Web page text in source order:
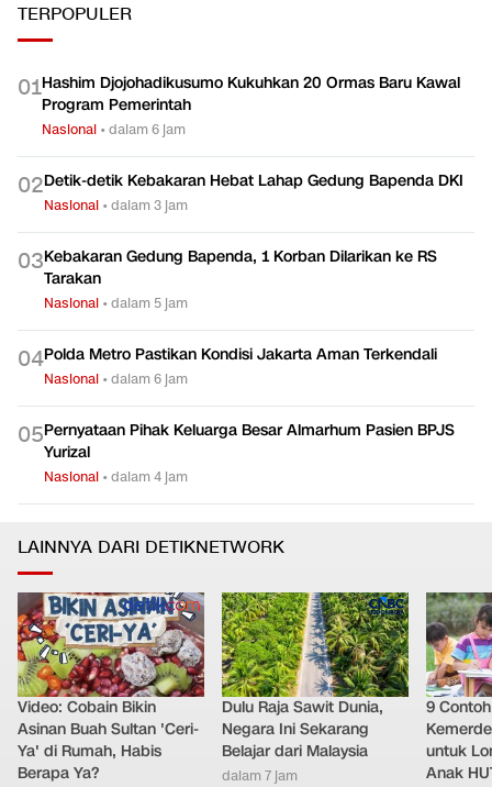
TERPOPULER
01Hashim Djojohadikusumo Kukuhkan 20 Ormas Baru Kawal
Program Pemerintah
Nasional •dalam 6 jam
02Detik-detik Kebakaran Hebat Lahap Gedung Bapenda DKI
Nasional •dalam 3 jam
03Kebakaran Gedung Bapenda, 1 Korban Dilarikan ke RS
Tarakan
Nasional •dalam 5 jam
04Polda Metro Pastikan Kondisi Jakarta Aman Terkendali
Nasional •dalam 6 jam
05Pernyataan Pihak Keluarga Besar Almarhum Pasien BPJS
Yurizal
Nasional •dalam 4 jam
LAINNYA DARI DETIKNETWORK
Video: Cobain Bikin
Asinan Buah Sultan 'Ceri-
Ya' di Rumah, Habis
Berapa Ya?
Dulu Raja Sawit Dunia,
Negara Ini Sekarang
Belajar dari Malaysia
dalam 7 jam
9
untuk
Anak